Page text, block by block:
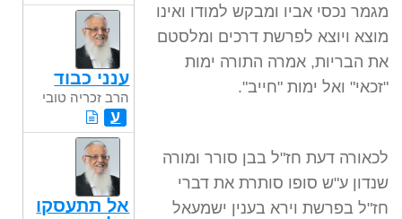
מגמר נכסי אביו ומבקש למודו ואינו
מוצא ויוצא לפרשת דרכים ומלסטם
את הבריות, אמרה התורה ימות
"זכאי" ואל ימות "חייב".
לכאורה דעת חז"ל בבן סורר ומורה
שנדון ע"ש סופו סותרת את דברי
חז"ל בפרשת וירא בענין ישמעאל
ענני כבוד
הרב זכריה טובי
ע
אל תתעסקו